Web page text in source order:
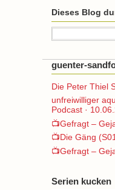
Dieses Blog
guenter-
Die Peter Thiel
unfreiwilliger
Podcast ·
📺Gefragt –
📺Die Gäng
📺Gefragt –
Serien kucken